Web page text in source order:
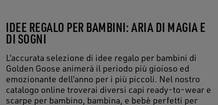
IDEE REGALO PER BAMBINI: ARIA DI MAGIA E
DI SOGNI
L’accurata selezione di idee regalo per bambini di
Golden Goose animerà il periodo più gioioso ed
emozionante dell’anno per i più piccoli. Nel nostro
catalogo online troverai diversi capi ready-to-wear e
scarpe per bambino, bambina, e bebè perfetti per